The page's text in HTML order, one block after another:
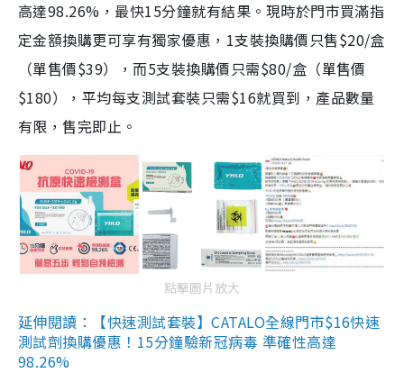
高達98.26%，最快15分鐘就有結果。現時於門市買滿指
定金額換購更可享有獨家優惠，1支裝換購價只售$20/盒
（單售價$39），而5支裝換購價只需$80/盒（單售價
$180），平均每支測試套裝只需$16就買到，產品數量
有限，售完即止。
點擊圖片放大
延伸閱讀：【快速測試套裝】CATALO全線門市$16快速
測試劑換購優惠！15分鐘驗新冠病毒 準確性高達
98.26%